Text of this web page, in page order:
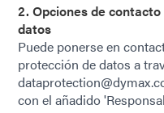
2. Opciones de
datos
Puede ponerse en
protección de datos a
con el añadido